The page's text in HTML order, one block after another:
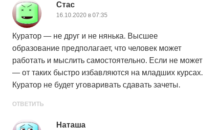
Стас
16.10.2020 в 07:35
Куратор — не друг и не нянька. Высшее
образование предполагает, что человек может
работать и мыслить самостоятельно. Если не может
— от таких быстро избавляются на младших курсах.
Куратор не будет уговаривать сдавать зачеты.
ОТВЕТИТЬ
Наташа